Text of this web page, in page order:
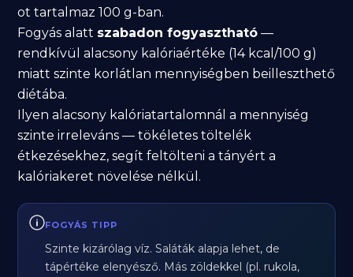
ot tartalmaz 100 g-ban.
Fogyás alatt szabadon fogyasztható —
rendkívül alacsony kalóriaértéke (14 kcal/100 g)
miatt szinte korlátlan mennyiségben beilleszthető
diétába.
Ilyen alacsony kalóriatartalomnál a mennyiség
szinte irreleváns — tökéletes töltelék
étkezésekhez, segít feltölteni a tányért a
kalóriakeret növelése nélkül.
FOGYÁS TIPP
Szinte kizárólag víz. Saláták alapja lehet, de
tápértéke elenyésző. Más zöldekkel (pl. rukola,